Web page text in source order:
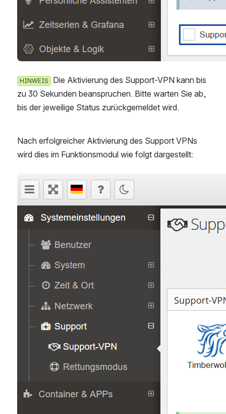
HINWEIS
u 30 Sekunden beanspruchen. Bitte warten Sie ab, b
is der jeweilige Status zurückgemeldet wird.
Nach erfolgreicher Aktivierung des Support VPNs
wird dies im Funktionsmodul wie folgt dargestellt:
öffnen